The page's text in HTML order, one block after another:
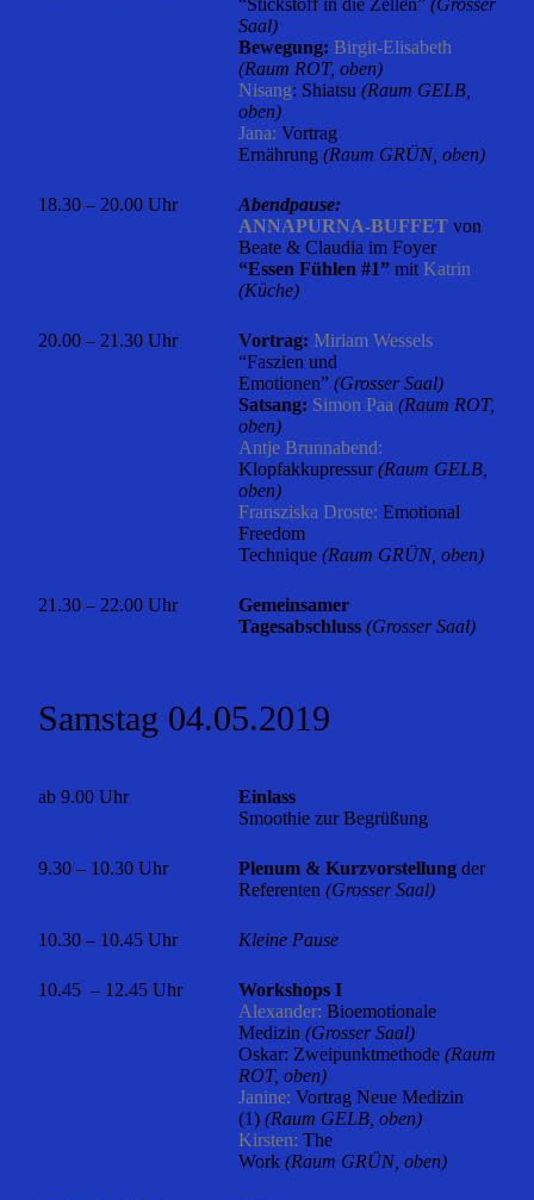
“Stickstoff in die Zellen” (Grosser
Saal)
Bewegung: Birgit-Elisabeth
(Raum ROT, oben)
Nisang: Shiatsu (Raum GELB,
oben)
Jana: Vortrag
Ernährung (Raum GRÜN, oben)
18.30 – 20.00 Uhr
Abendpause:
ANNAPURNA-BUFFET von
Beate & Claudia im Foyer
“Essen Fühlen #1” mit Katrin
(Küche)
20.00 – 21.30 Uhr Vortrag: Miriam Wessels
“Faszien und
Emotionen” (Grosser Saal)
Satsang: Simon Paa (Raum ROT,
oben)
Antje Brunnabend:
Klopfakkupressur(Raum GELB,
oben)
Fransziska Droste: Emotional
Freedom
Technique (Raum GRÜN, oben)
21.30 – 22.00 Uhr
Gemeinsamer
Tagesabschluss (Grosser Saal)
Samstag 04.05.2019
ab 9.00 Uhr
Einlass
Smoothie zur Begrüßung
9.30 – 10.30 Uhr Plenum & Kurzvorstellung der
Referenten (Grosser Saal)
10.30 – 10.45 Uhr Kleine Pause
10.45 – 12.45 Uhr
Workshops I
Alexander: Bioemotionale
Medizin (Grosser Saal)
Oskar: Zweipunktmethode (Raum
ROT, oben)
Janine: Vortrag Neue Medizin
(1) (Raum GELB, oben)
Kirsten: The
Work (Raum GRÜN, oben)